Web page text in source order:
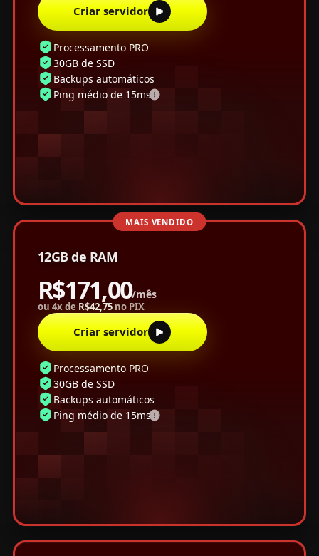
Criar servidor
Processamento PRO
30GB de SSD
Backups automáticos
Ping médio de 15ms
MAIS VENDIDO
12GB de RAM
R$171,00/mês
ou 4x de R$42,75no PIX
Criar servidor
Processamento PRO
30GB de SSD
Backups automáticos
Ping médio de 15ms